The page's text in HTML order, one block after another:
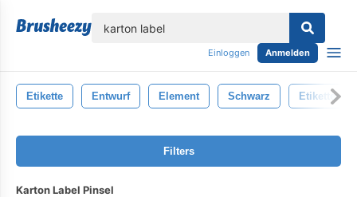
Einloggen Anmelden
Etikette Entwurf Element Schwarz Etiketten
Filters
Karton Label Pinsel